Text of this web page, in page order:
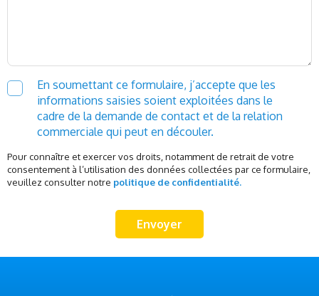
En soumettant ce formulaire, j’accepte que les
informations saisies soient exploitées dans le
cadre de la demande de contact et de la relation
commerciale qui peut en découler.
Pour connaître et exercer vos droits, notamment de retrait de votre
consentement à l’utilisation des données collectées par ce formulaire,
veuillez consulter notre politique de confidentialité.